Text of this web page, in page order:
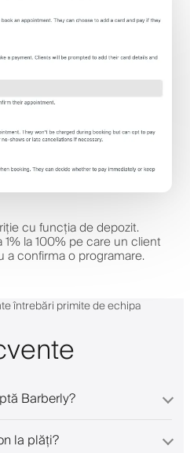
cu funcția de depozit.
la 100% pe care un client
confirma o programare.
întrebări primite de echipa
Barberly?
la plăți?